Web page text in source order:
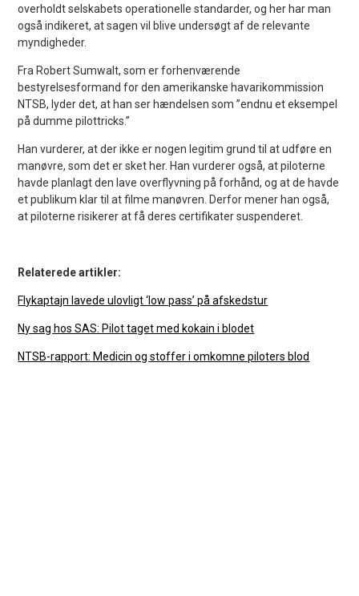
overholdt selskabets operationelle standarder, og her har man
også indikeret, at sagen vil blive undersøgt af de relevante
myndigheder.
Fra Robert Sumwalt, som er forhenværende
bestyrelsesformand for den amerikanske havarikommission
NTSB, lyder det, at han ser hændelsen som ”endnu et eksempel
på dumme pilottricks.”
Han vurderer, at der ikke er nogen legitim grund til at udføre en
manøvre, som det er sket her. Han vurderer også, at piloterne
havde planlagt den lave overflyvning på forhånd, og at de havde
et publikum klar til at filme manøvren. Derfor mener han også,
at piloterne risikerer at få deres certifikater suspenderet.
Relaterede artikler:
Flykaptajn lavede ulovligt ‘low pass’ på afskedstur
Ny sag hos SAS: Pilot taget med kokain i blodet
NTSB-rapport: Medicin og stoffer i omkomne piloters blod